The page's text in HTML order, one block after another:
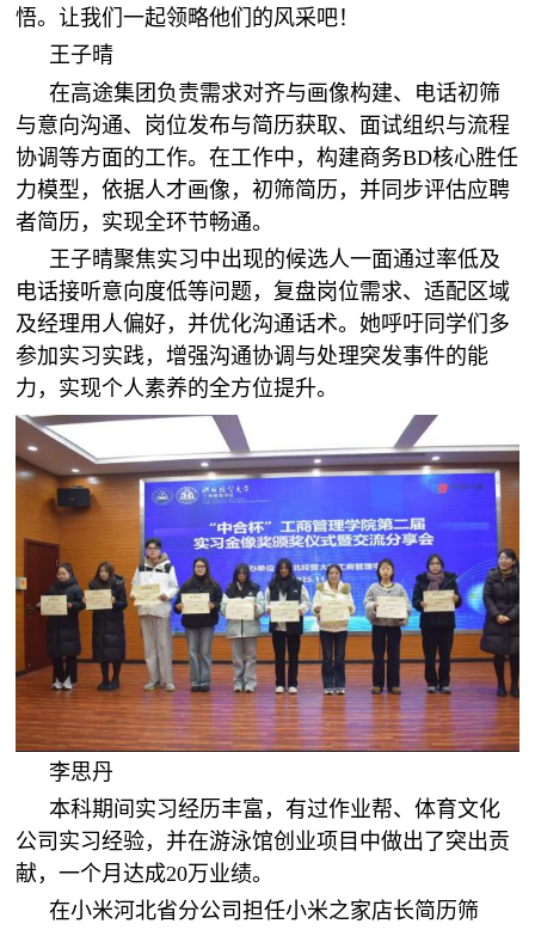
悟。让我们一起领略他们的风采吧！
王子晴
在高途集团负责需求对齐与画像构建、电话初筛
与意向沟通、岗位发布与简历获取、面试组织与流程
协调等方面的工作。在工作中，构建商务BD核心胜任
力模型，依据人才画像，初筛简历，并同步评估应聘
者简历，实现全环节畅通。
王子晴聚焦实习中出现的候选人一面通过率低及
电话接听意向度低等问题，复盘岗位需求、适配区域
及经理用人偏好，并优化沟通话术。她呼吁同学们多
参加实习实践，增强沟通协调与处理突发事件的能
力，实现个人素养的全方位提升。
李思丹
本科期间实习经历丰富，有过作业帮、体育文化
公司实习经验，并在游泳馆创业项目中做出了突出贡
献，一个月达成20万业绩。
在小米河北省分公司担任小米之家店长简历筛